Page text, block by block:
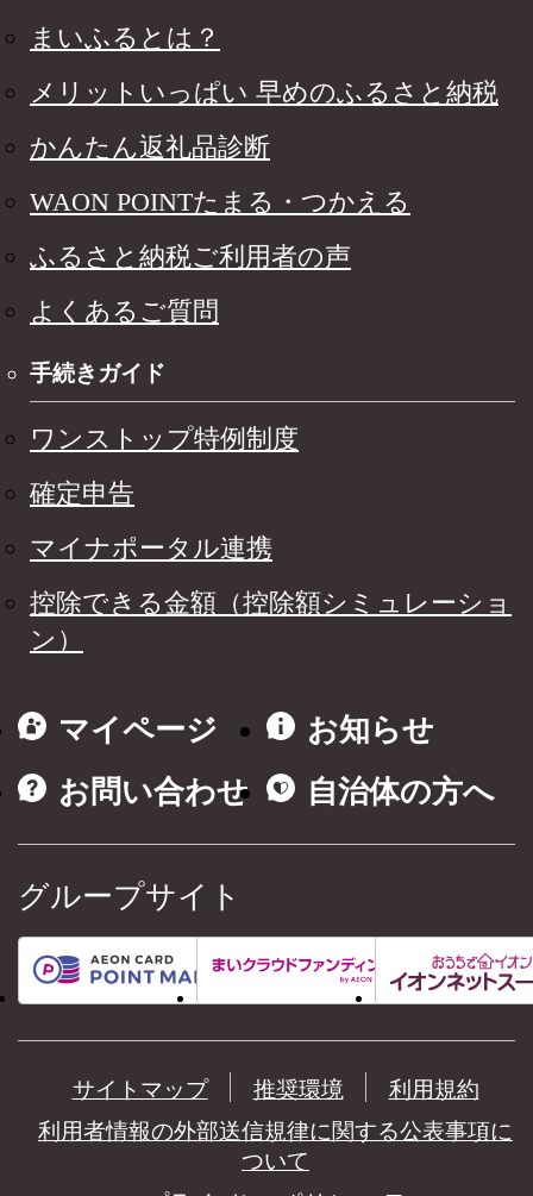
まいふるとは？
メリットいっぱい 早めのふるさと納税
かんたん返礼品診断
WAON POINTたまる・つかえる
ふるさと納税ご利用者の声
よくあるご質問
手続きガイド
ワンストップ特例制度
確定申告
マイナポータル連携
控除できる金額（控除額シミュレーショ
ン）
マイページ
お知らせ
お問い合わせ
自治体の方へ
グループサイト
サイトマップ 推奨環境
利用規約
利用者情報の外部送信規律に関する公表事項に
ついて